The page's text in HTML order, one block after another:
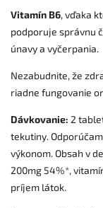
Vitamín B6, vďaka
podporuje správnu
únavy a vyčerpania.
Nezabudnite, že
riadne fungovanie
Dávkovanie: 2
tekutiny.
výkonom. Obsah v
200mg 54%*,
príjem látok.